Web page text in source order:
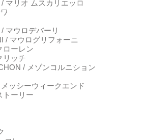
マリオ ムスカリエッロ
マウロデバーリ
/ マウログリフォーニ
ローレン
リッチ
/ メゾンコルニション
ッシーウィークエンド
トーリー